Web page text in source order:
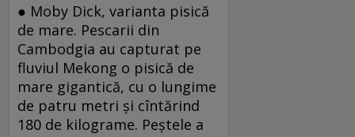
● Moby Dick, varianta pisică
de mare. Pescarii din
Cambodgia au capturat pe
fluviul Mekong o pisică de
mare gigantică, cu o lungime
de patru metri şi cîntărind
180 de kilograme. Peştele a